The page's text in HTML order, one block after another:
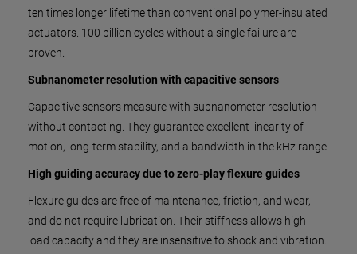
ten times longer lifetime than conventional polymer-insulated
actuators. 100 billion cycles without a single failure are
proven.
Subnanometer resolution with capacitive sensors
Capacitive sensors measure with subnanometer resolution
without contacting. They guarantee excellent linearity of
motion, long-term stability, and a bandwidth in the kHz range.
High guiding accuracy due to zero-play flexure guides
Flexure guides are free of maintenance, friction, and wear,
and do not require lubrication. Their stiffness allows high
load capacity and they are insensitive to shock and vibration.